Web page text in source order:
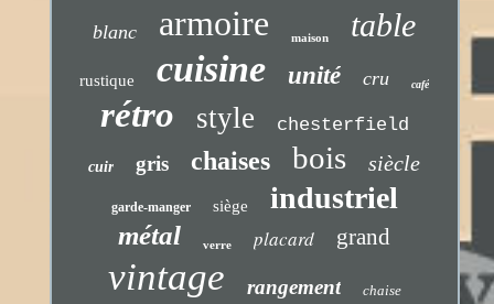
blanc armoire maison table
rustique cuisine unité cru café
rétro style chesterfield
cuir gris chaises bois siècle
garde-manger siège industriel
métal verre placard grand
vintage rangement chaise